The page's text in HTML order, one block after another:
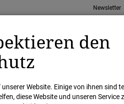
den
Website. Einige von ihnen sind
diese Website und unseren Service
Newsletter